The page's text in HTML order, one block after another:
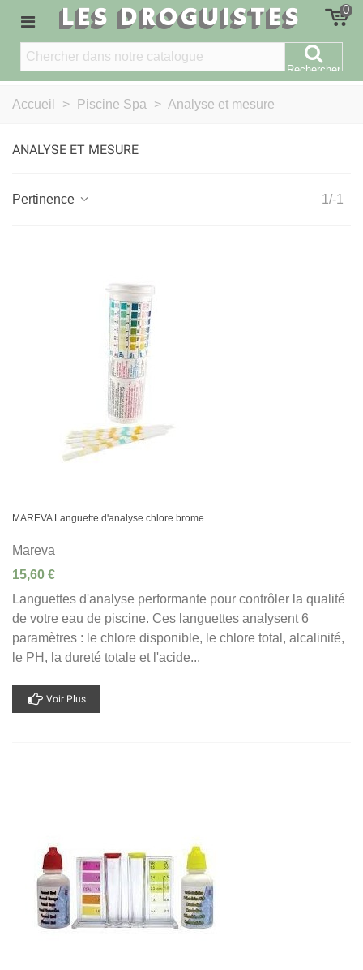
LES DROGUISTES 0
Rechercher
Accueil > Piscine Spa > Analyse et mesure
ANALYSE ET MESURE
Pertinence 1/-1
MAREVA Languette d'analyse chlore brome
Mareva
15,60 €
Languettes d'analyse performante pour contrôler la qualité
de votre eau de piscine. Ces languettes analysent 6
paramètres : le chlore disponible, le chlore total, alcalinité,
le PH, la dureté totale et l'acide...
Voir Plus